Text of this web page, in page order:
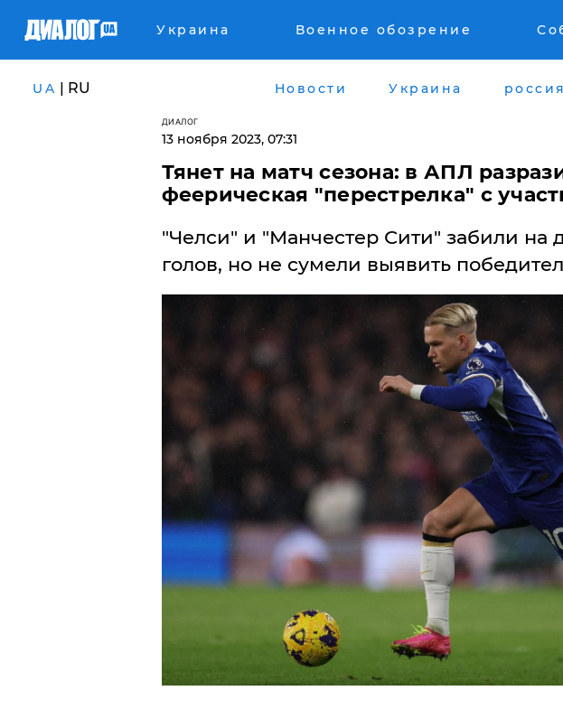
Украина Военное обозрение
UA | RU Новости Украина россия
ДИАЛОГ
13 ноября 2023, 07:31
Тянет на матч сезона: в АПЛ
феерическая "перестрелка" с
"Челси" и "Манчестер Сити" забили на
голов, но не сумели выявить